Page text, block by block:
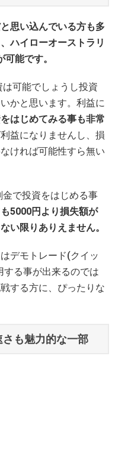
思い込んでいる方も多
ハイローオーストラリ
能です。
可能でしょうし投資
かと思います。利益に
はじめてみる事も非常
益になりませんし、損
ければ可能性すら無い
で投資をはじめる事
5000円より損失額が
い限りありえません。
デモトレード(クイッ
する事が出来るのでは
する方に、ぴったりな
も魅力的な一部